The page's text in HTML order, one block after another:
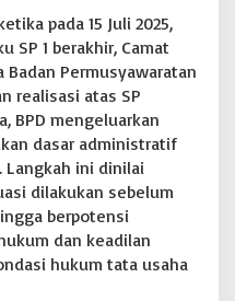
pada 15 Juli 2025,
SP 1 berakhir, Camat
Permusyawaratan
realisasi atas SP
BPD mengeluarkan
dasar administratif
Langkah ini dinilai
dilakukan sebelum
berpotensi
dan keadilan
hukum tata usaha